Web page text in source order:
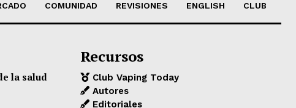
COMUNIDAD REVISIONES ENGLISH CLUB
la salud
Recursos
Club Vaping Today
Autores
Editoriales